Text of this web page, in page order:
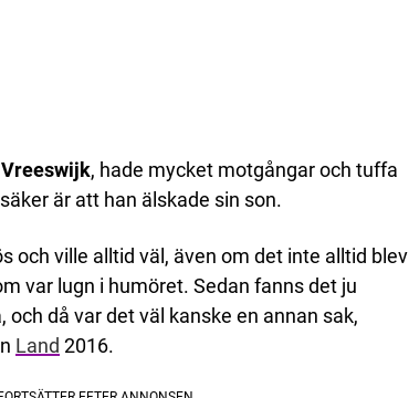
, hade mycket motgångar och tuffa
är att han älskade sin son.
och ville alltid väl, även om det inte alltid blev
var lugn i humöret. Sedan fanns det ju
då var det väl kanske en annan sak,
Land 2016.